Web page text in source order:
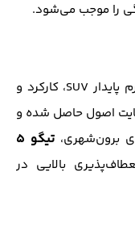
را موجب می‌شود.
بر اساس سیستم شاسی مبتنی بر پلت‌فرم پایدار SUV، کارکرد و
اصول حاصل شده و
برون‌شهری، تیگو ۵
بالایی در